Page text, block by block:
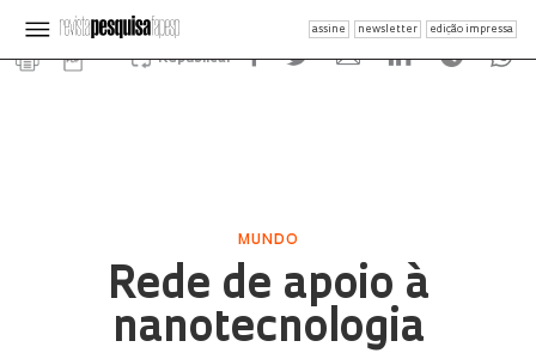
assine newsletter edição impressa
Republicar
MUNDO
Rede de apoio à
nanotecnologia